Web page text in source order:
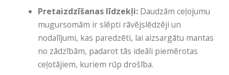
Pretaizdzīšanas līdzekļi: Daudzām ceļojumu
mugursomām ir slēpti rāvējslēdzēji un
nodalījumi, kas paredzēti, lai aizsargātu mantas
no zādzībām, padarot tās ideāli piemērotas
ceļotājiem, kuriem rūp drošība.